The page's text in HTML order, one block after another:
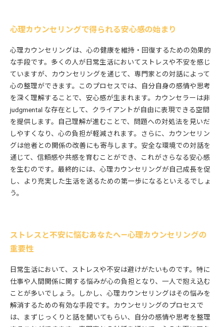
心の平穏を取り戻すための具体的なステップ
への道
心理カウンセリングで得られる安心感の始まり
心理カウンセリングは、心の健康を維持・回復するための効果的
な手段です。多くの人が日常生活においてストレスや不安を感じ
ていますが、カウンセリングを通じて、専門家との対話によって
心の整理ができます。このプロセスでは、自分自身の感情や思考
を深く理解することで、安心感が生まれます。カウンセラーは非
judgmental な存在として、クライアントが自由に表現できる空間
を提供します。自己理解が進むことで、問題への対処法を見いだ
しやすくなり、心の負担が軽減されます。さらに、カウンセリン
グは他者との関係の改善にも寄与します。安全な環境での対話を
通じて、信頼感や共感を育むことができ、これがさらなる安心感
を生むのです。最終的には、心理カウンセリングが自己成長を促
し、より充実した生活を送るための第一歩になるといえるでしょ
う。
ストレスと不安に悩むあなたへ—心理カウンセリングの
重要性
日常生活において、ストレスや不安は避けがたいものです。特に
仕事や人間関係に関する悩みが心の負担となり、一人で抱え込む
ことが多いでしょう。しかし、心理カウンセリングはその悩みを
解消するための有効な手段です。カウンセリングのプロセスで
は、まずじっくりと話を聞いてもらい、自分の感情や思考を整理